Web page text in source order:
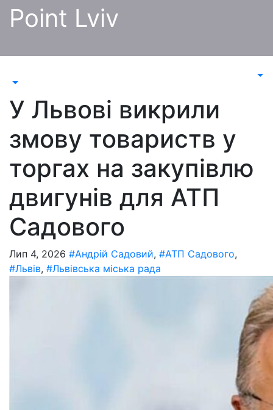
Перейти
Point Lviv
У Львові викрили
змову товариств у
торгах на закупівлю
двигунів для АТП
Садового
Лип 4, 2026 #Андрій Садовий, #АТП Садового,
#Львів, #Львівська міська рада